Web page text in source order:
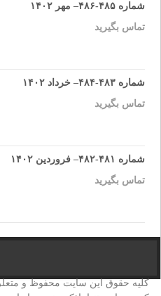
شماره ۴۸۵-۴۸۶– مهر ۱۴۰۲
تماس بگیرید
شماره ۴۸۳-۴۸۴– خرداد ۱۴۰۲
تماس بگیرید
شماره ۴۸۱-۴۸۲– فروردین ۱۴۰۲
تماس بگیرید
کلیه حقوق این سایت محفوظ و متعلق